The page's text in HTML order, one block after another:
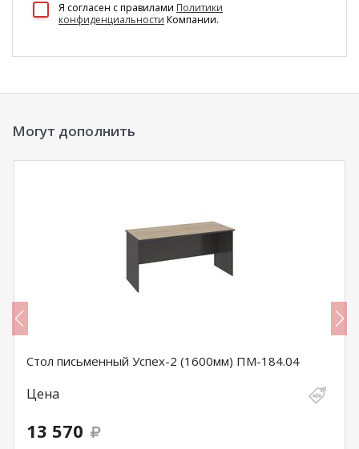
Я согласен c правилами Политики
конфиденциальности Компании.
Могут дополнить
Стол письменный Успех-2 (1600мм) ПМ-184.04
Цена
13 570